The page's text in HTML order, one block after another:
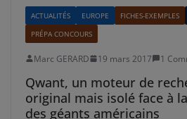
ACTUALITÉS EUROPE FICHES-EXEMPLES
PRÉPA CONCOURS
Marc GERARD 19 mars 2017 1
Qwant, un moteur de
original mais isolé face à
des géants américains